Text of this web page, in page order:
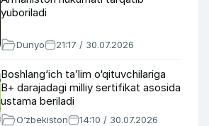
yuboriladi
Dunyo 21:17 / 30.07.2026
Boshlang‘ich ta’lim o‘qituvchilariga
B+ darajadagi milliy sertifikat asosida
ustama beriladi
O‘zbekiston 14:10 / 30.07.2026